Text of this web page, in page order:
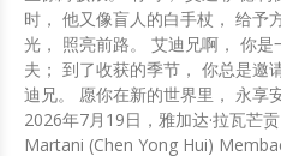
时， 他又像盲人的白手杖， 给予
光， 照亮前路。 艾迪兄啊， 你
夫； 到了收获的季节， 你总是邀
迪兄。 愿你在新的世界里， 永享
2026年7月19日，雅加达·拉瓦芒
Martani (Chen Yong Hui)